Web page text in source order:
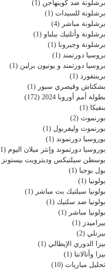
برشلونة ضد كوبنهاجن (1)
برشلونة للسيدات (1)
برشلونة مباشر (4)
برشلونة وأتلتيك بيلباو (1)
برشلونة وجيرونا (1)
بروسيا دورتمند (1)
بروسيا دورتمند و يونيون برلين (1)
برينتفورد (1)
بشكتاش وقيصري سبور (1)
بطولة أمم أوروبا 2024
(172)
بنفيكا (1)
بورنموث (2)
بورنموث وليفربول (1)
بوروسيا دورتموند (1)
بوروسيا دورتموند وإنتر ميلان اليوم (1)
بوسطن سيلتيكس وديترويت بيستونز
بول بوجبا (1)
بولونيا (1)
بولونيا سيلتيك بث مباشر (1)
بولونيا ضد سلتيك (1)
بولونيا مباشر (1)
بيراميدز (1)
بيرنلي (2)
بيزا الدوري الإيطالي (1)
بيزا وأتالانتا (1)
تحليل مباريات (10)